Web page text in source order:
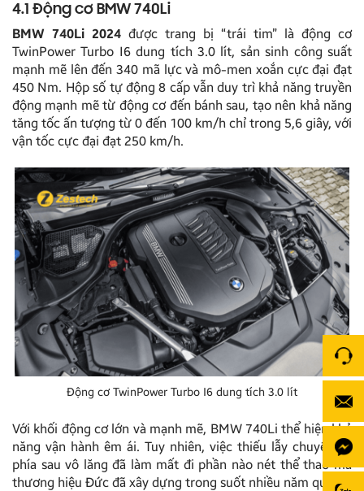
4.1 Động cơ BMW 740Li
BMW 740Li 2024 được trang bị “trái tim” là động cơ
TwinPower Turbo I6 dung tích 3.0 lít, sản sinh công suất
mạnh mẽ lên đến 340 mã lực và mô-men xoắn cực đại đạt
450 Nm. Hộp số tự động 8 cấp vẫn duy trì khả năng truyền
động mạnh mẽ từ động cơ đến bánh sau, tạo nên khả năng
tăng tốc ấn tượng từ 0 đến 100 km/h chỉ trong 5,6 giây, với
vận tốc cực đại đạt 250 km/h.
Động cơ TwinPower Turbo I6 dung tích 3.0 lít
Với khối động cơ lớn và mạnh mẽ, BMW 740Li thể hiện khả
năng vận hành êm ái. Tuy nhiên, việc thiếu lẫy chuyển số
phía sau vô lăng đã làm mất đi phần nào nét thể thao mà
thương hiệu Đức đã xây dựng trong suốt nhiều năm qua.